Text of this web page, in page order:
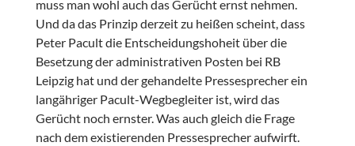
muss man wohl auch das Gerücht ernst nehmen.
Und da das Prinzip derzeit zu heißen scheint, dass
Peter Pacult die Entscheidungshoheit über die
Besetzung der administrativen Posten bei RB
Leipzig hat und der gehandelte Pressesprecher ein
langähriger Pacult-Wegbegleiter ist, wird das
Gerücht noch ernster. Was auch gleich die Frage
nach dem existierenden Pressesprecher aufwirft.